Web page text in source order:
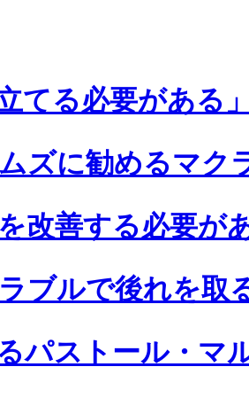
てる必要がある」
ズに勧めるマク
改善する必要があ
ブルで後れを取
パストール・マ